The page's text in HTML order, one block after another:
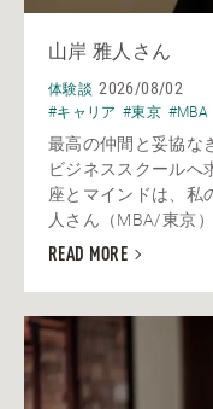
山岸 雅人さん
体験談 2026/08/02
#キャリア #東京 #MBA
最高の仲間と妥協な
ビジネススクールへ
座とマインドは、私
人さん（MBA/東京
READ MORE